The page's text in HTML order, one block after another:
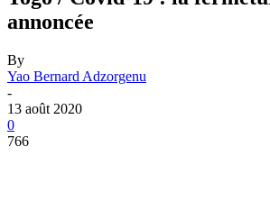
annoncée
By
Yao Bernard Adzorgenu
-
13 août 2020
0
766